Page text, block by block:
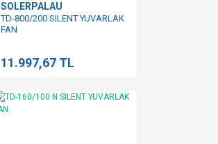
SOLERPALAU
TD-800/200 SILENT YUVARLAK
FAN
11.997,67 TL